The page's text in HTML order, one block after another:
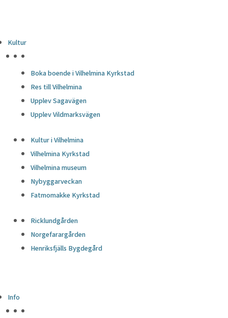
Kultur
Boka boende i Vilhelmina Kyrkstad
Res till Vilhelmina
Upplev Sagavägen
Upplev Vildmarksvägen
Kultur i Vilhelmina
Vilhelmina Kyrkstad
Vilhelmina museum
Nybyggarveckan
Fatmomakke Kyrkstad
Ricklundgården
Norgefarargården
Henriksfjälls Bygdegård
Info